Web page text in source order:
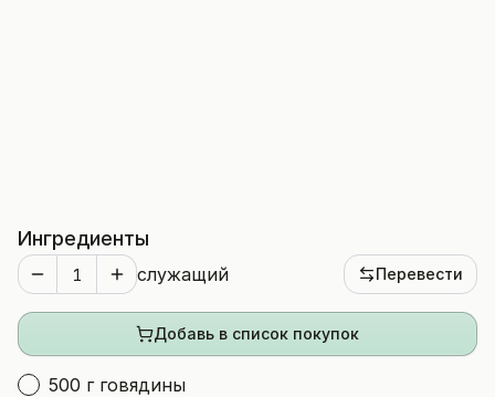
Ингредиенты
служащий Перевести
Добавь в список покупок
500 г говядины